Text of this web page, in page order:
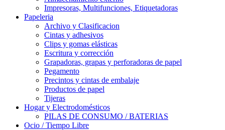
Impresoras, Multifunciones, Etiquetadoras
Papeleria
Archivo y Clasificacion
Cintas y adhesivos
Clips y gomas elásticas
Escritura y corrección
Grapadoras, grapas y perforadoras de papel
Pegamento
Precintos y cintas de embalaje
Productos de papel
Tijeras
Hogar y Electrodomésticos
PILAS DE CONSUMO / BATERIAS
Ocio / Tiempo Libre